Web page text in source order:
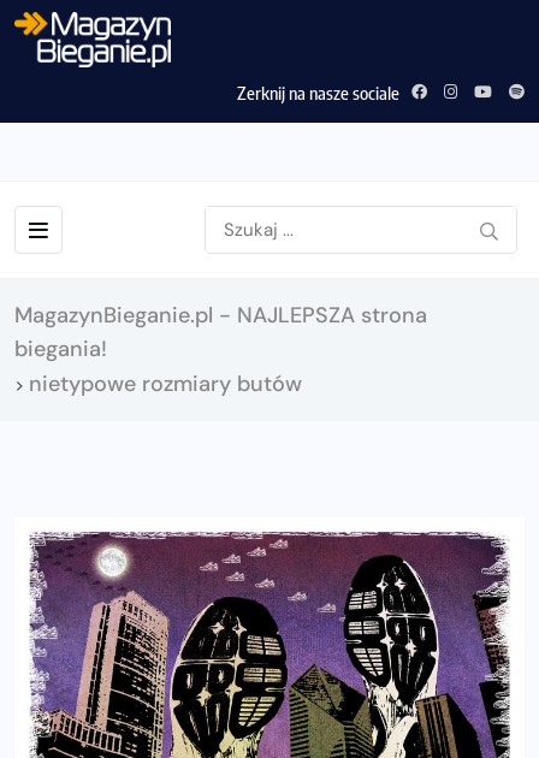
Zerknij na nasze sociale
MagazynBieganie.pl - NAJLEPSZA strona
biegania!
> nietypowe rozmiary butów